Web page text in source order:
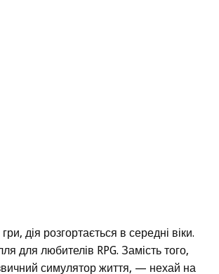
дія розгортається в середні віки.
для любителів RPG. Замість того,
симулятор життя, — нехай на